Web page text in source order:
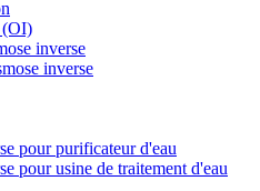
(OI)
inverse
inverse
pour purificateur d'eau
pour usine de traitement d'eau